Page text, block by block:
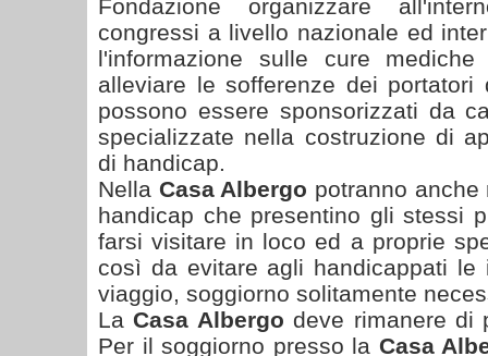
Fondazione organizzare
congressi a livello nazionale ed
l'informazione sulle cure
alleviare le sofferenze dei portatori
possono essere sponsorizzati da
specializzate nella costruzione di
di handicap.
Nella Casa Albergo potranno
handicap che presentino gli stessi
farsi visitare in loco ed a proprie
così da evitare agli handicappati le
viaggio, soggiorno solitamente
La Casa Albergodeve rimanere di
Per il soggiorno presso la Casa